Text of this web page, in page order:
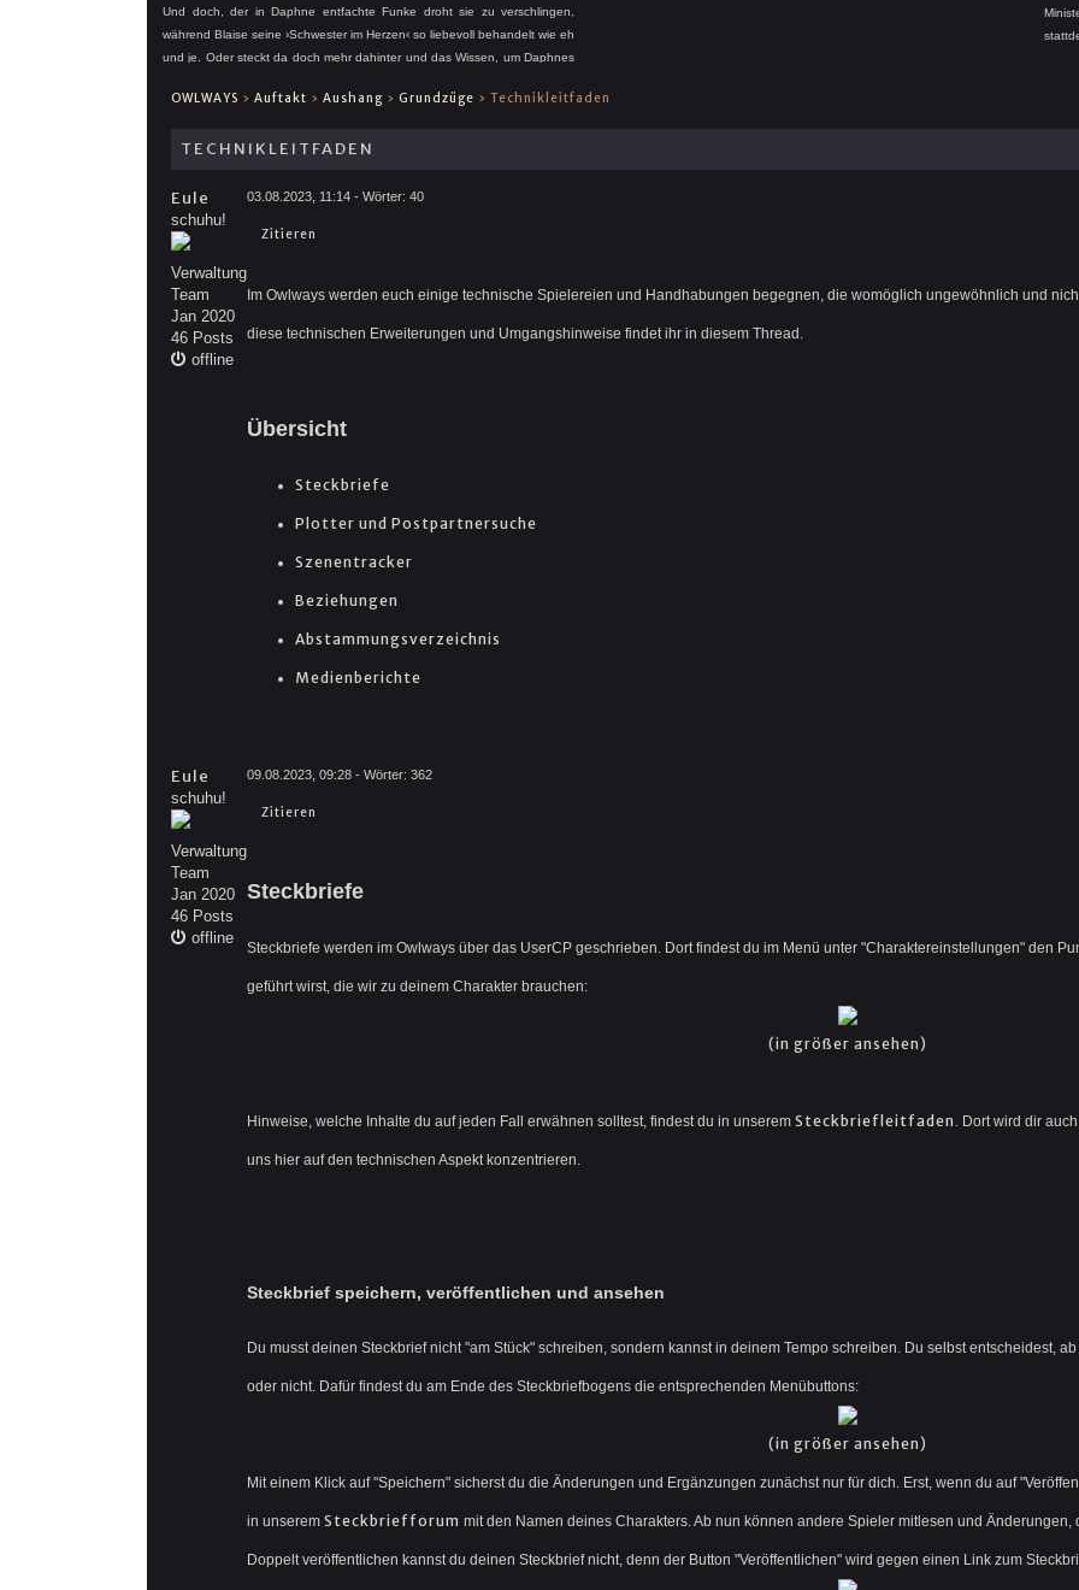
Und doch, der in Daphne entfachte Funke droht sie zu verschlingen,
während Blaise seine ›Schwester im Herzen‹ so liebevoll behandelt wie eh
und je. Oder steckt da doch mehr dahinter und das Wissen, um Daphnes
Sicherheit, statt übliches Risiko? Nur die Zeit wird es zeigen ...
OWLWAYS › Auftakt › Aushang › Grundzüge › Technikleitfaden
TECHNIKLEITFADEN
Eule
schuhu!
Verwaltung
Team
Jan 2020
46 Posts
offline
03.08.2023, 11:14 - Wörter: 40
Zitieren
Im Owlways werden euch einige technische Spielereien und Handhabungen begegnen, die womöglich ungewöhnlich und
diese technischen Erweiterungen und Umgangshinweise findet ihr in diesem Thread.
Übersicht
Steckbriefe
Plotter und Postpartnersuche
Szenentracker
Beziehungen
Abstammungsverzeichnis
Medienberichte
Eule
schuhu!
Verwaltung
Team
Jan 2020
46 Posts
offline
09.08.2023, 09:28 - Wörter: 362
Zitieren
Steckbriefe
Steckbriefe werden im Owlways über das UserCP geschrieben. Dort findest du im Menü unter "Charaktereinstellungen" den
geführt wirst, die wir zu deinem Charakter brauchen:
(in größer ansehen)
Hinweise, welche Inhalte du auf jeden Fall erwähnen solltest, findest du in unserem Steckbriefleitfaden . Dort wird dir
uns hier auf den technischen Aspekt konzentrieren.
Steckbrief speichern, veröffentlichen und ansehen
Du musst deinen Steckbrief nicht "am Stück" schreiben, sondern kannst in deinem Tempo schreiben. Du selbst entscheidest,
oder nicht. Dafür findest du am Ende des Steckbriefbogens die entsprechenden Menübuttons:
(in größer ansehen)
Mit einem Klick auf "Speichern" sicherst du die Änderungen und Ergänzungen zunächst nur für dich. Erst, wenn du auf
in unserem Steckbriefforum mit den Namen deines Charakters. Ab nun können andere Spieler mitlesen und
Doppelt veröffentlichen kannst du deinen Steckbrief nicht, denn der Button "Veröffentlichen" wird gegen einen Link zum